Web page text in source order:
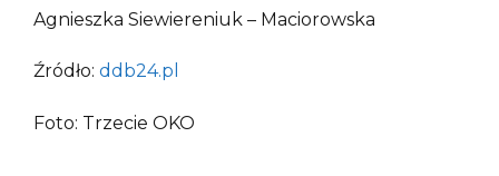
Agnieszka Siewiereniuk – Maciorowska
Źródło: ddb24.pl
Foto: Trzecie OKO